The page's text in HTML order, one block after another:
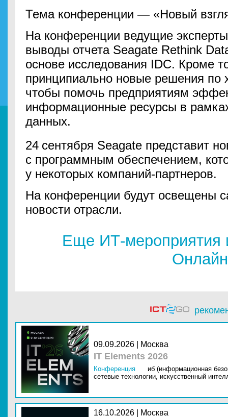
Тема конференции — «Новый
На конференции ведущие
выводы отчета Seagate Rethink
основе исследования IDC. Кроме
принципиально новые решения по
чтобы помочь предприятиям
информационные ресурсы в
данных.
24 сентября Seagate представит
с программным обеспечением,
у некоторых компаний-партнеров.
На конференции будут освещены
новости отрасли.
Еще ИТ-мероприятия
Онлайн
09.09.2026 | Москва
IT Elements 2026
Конференция
иб (информационная
сетевые технологии, искусственный
16.10.2026 | Москва